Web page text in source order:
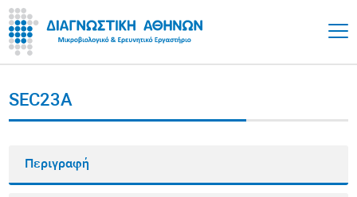
SEC23A
Περιγραφή